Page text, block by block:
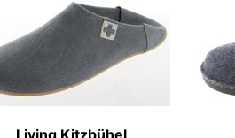
Living Kitzbühel